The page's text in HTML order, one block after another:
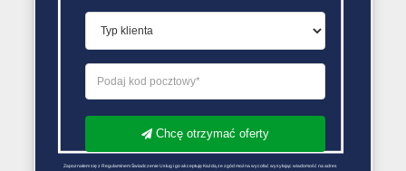
Chcę otrzymać oferty
Zapoznałem się z Regulaminem Świadczenie Usług i go akceptuję Każdą ze zgód można wycofać wysyłając wiadomość na adres